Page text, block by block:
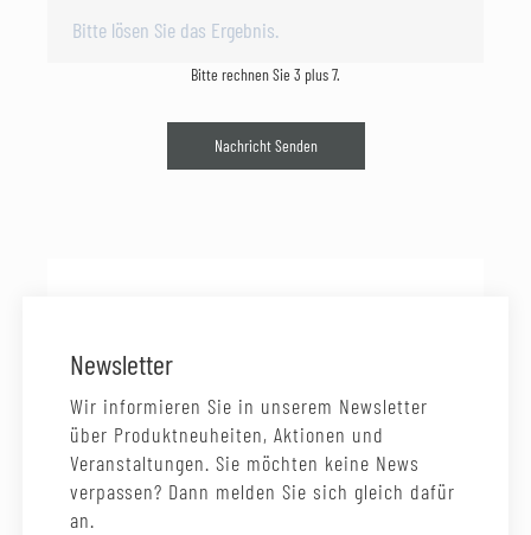
Bitte rechnen Sie 3 plus 7.
Nachricht Senden
Newsletter
Wir informieren Sie in unserem Newsletter
über Produktneuheiten, Aktionen und
Veranstaltungen. Sie möchten keine News
verpassen? Dann melden Sie sich gleich dafür
an.